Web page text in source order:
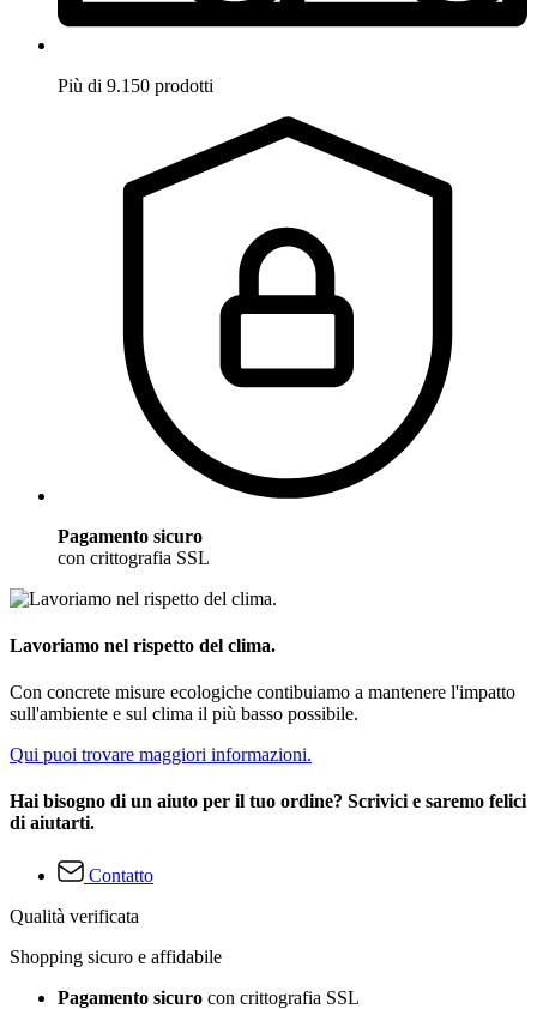
Più di 9.150 prodotti
Pagamento sicuro
con crittografia SSL
Lavoriamo nel rispetto del clima.
Con concrete misure ecologiche contibuiamo a mantenere l'impatto
sull'ambiente e sul clima il più basso possibile.
Qui puoi trovare maggiori informazioni.
Hai bisogno di un aiuto per il tuo ordine? Scrivici e saremo felici
di aiutarti.
Contatto
Qualità verificata
Shopping sicuro e affidabile
Pagamento sicuro con crittografia SSL